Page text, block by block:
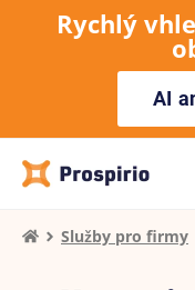
Rychlý
AI
Služby pro firmy